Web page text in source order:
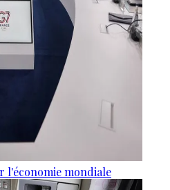
l'économie mondiale